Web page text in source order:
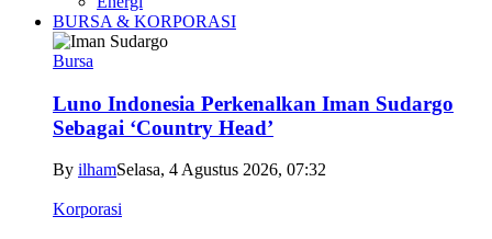
BURSA & KORPORASI
Bursa
Luno Indonesia Perkenalkan Iman Sudargo
Sebagai ‘Country Head’
By ilhamSelasa, 4 Agustus 2026, 07:32
Korporasi